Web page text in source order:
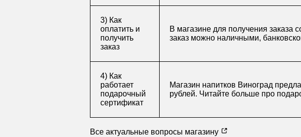
3) Как
оплатить и
получить
заказ
В магазине для получения заказа
заказ можно наличными,
4) Как
работает
подарочный
сертификат
Магазин напитков Виноград
рублей. Читайте больше про
Все актуальные вопросы магазину